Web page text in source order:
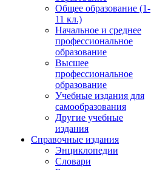
Общее образование (1-
11 кл.)
Начальное и среднее
профессиональное
образование
Высшее
профессиональное
образование
Учебные издания для
самообразования
Другие учебные
издания
Справочные издания
Энциклопедии
Словари